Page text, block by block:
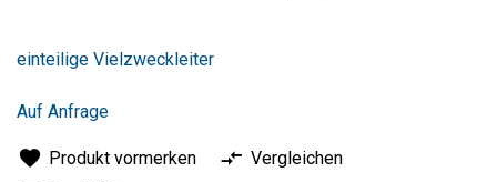
der
springen
einteilige Vielzweckleiter
Auf Anfrage
Produkt vormerken
Vergleichen